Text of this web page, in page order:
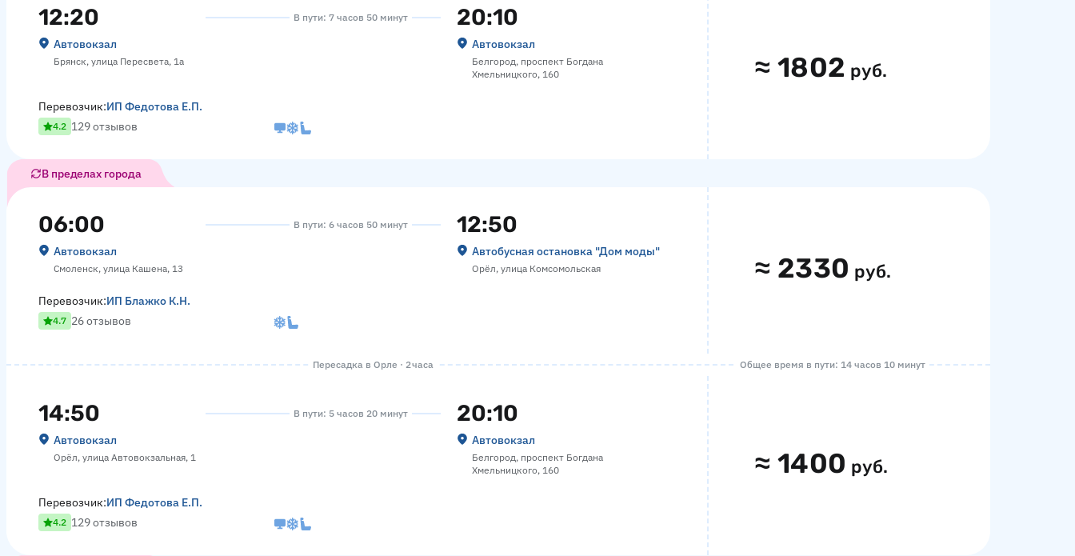
12:20
Автовокзал
Брянск, улица Пересвета, 1а
В пути: 7 часов 50 минут 20:10
Автовокзал
Белгород, проспект Богдана
Хмельницкого, 160
≈1802 руб.
Перевозчик:ИП Федотова Е.П.
4.2 129 отзывов
В пределах города
06:00
Автовокзал
Смоленск, улица Кашена, 13
В пути: 6 часов 50 минут 12:50
Автобусная остановка "Дом моды"
Орёл, улица Комсомольская ≈ 2330 руб.
Перевозчик:ИП Блажко К.Н.
4.7 26 отзывов
Пересадка в Орле · 2 часа Общее время в пути: 14 часов 10 минут
14:50
Автовокзал
Орёл, улица Автовокзальная, 1
В пути: 5 часов 20 минут 20:10
Автовокзал
Белгород, проспект Богдана
Хмельницкого, 160
≈1400 руб.
Перевозчик:ИП Федотова Е.П.
4.2 129 отзывов